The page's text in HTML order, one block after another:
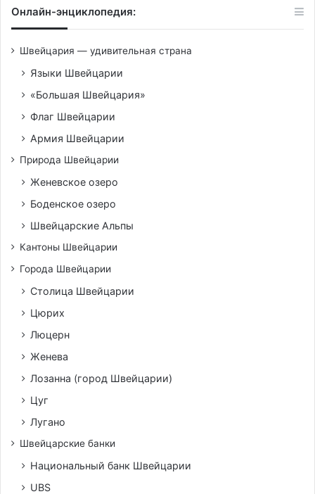
Онлайн-энциклопедия:
Швейцария — удивительная страна
Языки Швейцарии
«Большая Швейцария»
Флаг Швейцарии
Армия Швейцарии
Природа Швейцарии
Женевское озеро
Боденское озеро
Швейцарские Альпы
Кантоны Швейцарии
Города Швейцарии
Столица Швейцарии
Цюрих
Люцерн
Женева
Лозанна (город Швейцарии)
Цуг
Лугано
Швейцарские банки
Национальный банк Швейцарии
UBS